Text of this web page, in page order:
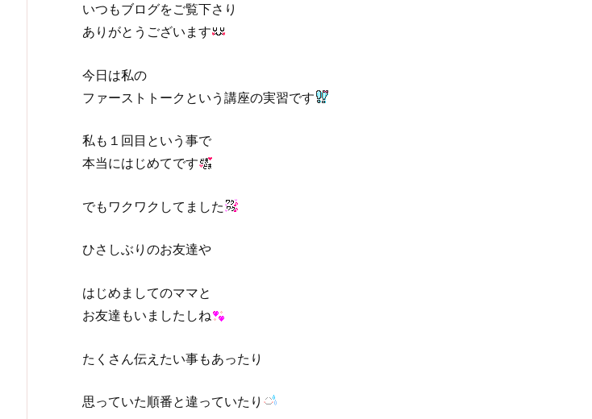
いつもブログをご覧下さり
ありがとうございます
今日は私の
ファーストトークという講座の実習です
私も１回目という事で
本当にはじめてです
でもワクワクしてました
ひさしぶりのお友達や
はじめましてのママと
お友達もいましたしね
たくさん伝えたい事もあったり
思っていた順番と違っていたり